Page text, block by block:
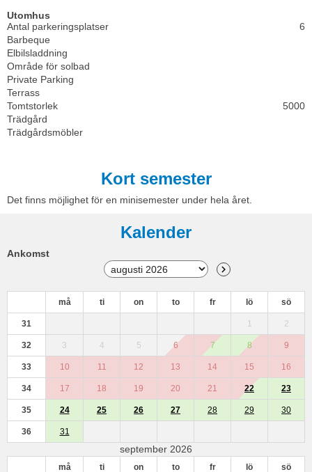
Utomhus
Antal parkeringsplatser
6
Barbeque
Elbilsladdning
Område för solbad
Private Parking
Terrass
Tomtstorlek
5000
Trädgård
Trädgårdsmöbler
Kort semester
Det finns möjlighet för en minisemester under hela året.
Kalender
Ankomst
må ti on to fr lö sö
31 1 2
32 3 4 5 6 7 8 9
33 10 11 12 13 14 15 16
34 17 18 19 20 21 22 23
35 24 25 26 27 28 29 30
36 31
september 2026
må ti on to fr lö sö